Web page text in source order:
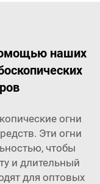
наших
огни
Эти огни
чтобы
и длительный
для оптовых